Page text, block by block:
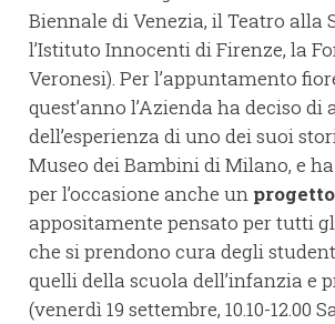
Biennale di Venezia, il Teatro alla
l’Istituto Innocenti di Firenze, la
Veronesi). Per l’appuntamento
quest’anno l’Azienda ha deciso di
dell’esperienza di uno dei suoi
Museo dei Bambini di Milano, e
per l’occasione anche un
appositamente pensato per tutti
che si prendono cura degli
quelli della scuola dell’infanzia e
(venerdì 19 settembre, 10.10-12.00